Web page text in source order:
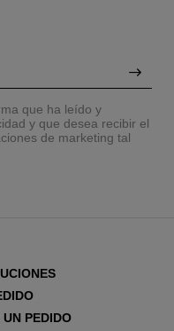
que ha leído y
y que desea recibir el
de marketing tal
PEDIDO